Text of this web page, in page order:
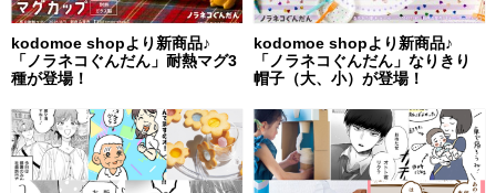
kodomoe shopより新商品♪
「ノラネコぐんだん」耐熱マグ3
種が登場！
kodomoe shopより新商品♪
「ノラネコぐんだん」なりきり
帽子（大、小）が登場！